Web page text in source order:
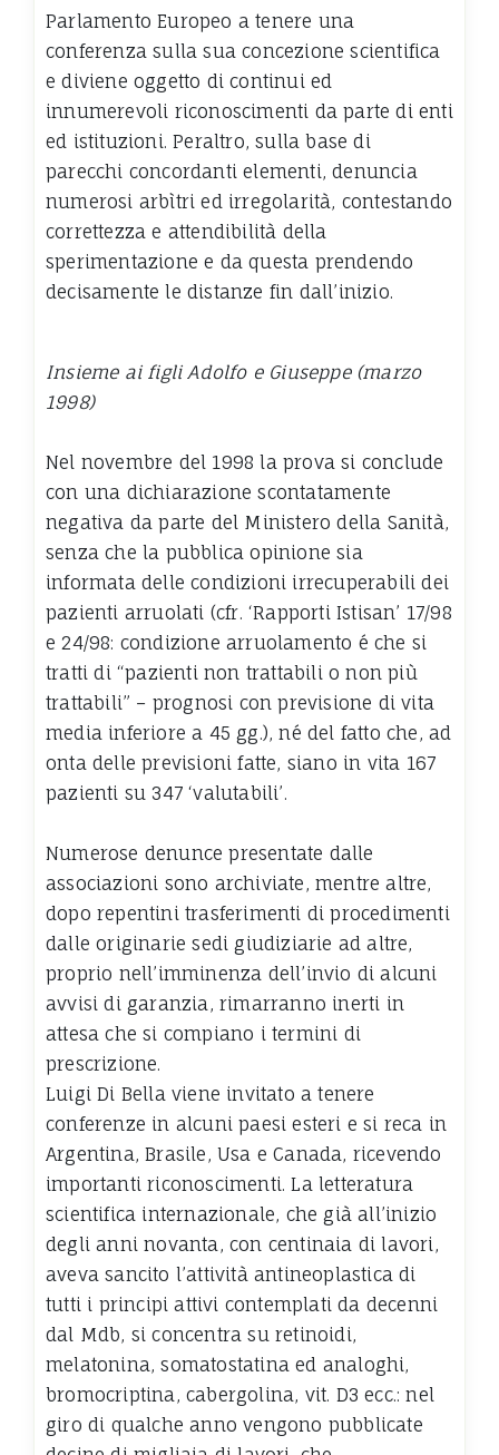
Parlamento Europeo a tenere una
conferenza sulla sua concezione scientifica
e diviene oggetto di continui ed
innumerevoli riconoscimenti da parte di enti
ed istituzioni. Peraltro, sulla base di
parecchi concordanti elementi, denuncia
numerosi arbìtri ed irregolarità, contestando
correttezza e attendibilità della
sperimentazione e da questa prendendo
decisamente le distanze fin dall’inizio.
Insieme ai figli Adolfo e Giuseppe (marzo
1998)
Nel novembre del 1998 la prova si conclude
con una dichiarazione scontatamente
negativa da parte del Ministero della Sanità,
senza che la pubblica opinione sia
informata delle condizioni irrecuperabili dei
pazienti arruolati (cfr. ‘Rapporti Istisan’ 17/98
e 24/98: condizione arruolamento é che si
tratti di “pazienti non trattabili o non più
trattabili” – prognosi con previsione di vita
media inferiore a 45 gg.), né del fatto che, ad
onta delle previsioni fatte, siano in vita 167
pazienti su 347 ‘valutabili’.
Numerose denunce presentate dalle
associazioni sono archiviate, mentre altre,
dopo repentini trasferimenti di procedimenti
dalle originarie sedi giudiziarie ad altre,
proprio nell’imminenza dell’invio di alcuni
avvisi di garanzia, rimarranno inerti in
attesa che si compiano i termini di
prescrizione.
Luigi Di Bella viene invitato a tenere
conferenze in alcuni paesi esteri e si reca in
Argentina, Brasile, Usa e Canada, ricevendo
importanti riconoscimenti. La letteratura
scientifica internazionale, che già all’inizio
degli anni novanta, con centinaia di lavori,
aveva sancito l’attività antineoplastica di
tutti i principi attivi contemplati da decenni
dal Mdb, si concentra su retinoidi,
melatonina, somatostatina ed analoghi,
bromocriptina, cabergolina, vit. D3 ecc.: nel
giro di qualche anno vengono pubblicate